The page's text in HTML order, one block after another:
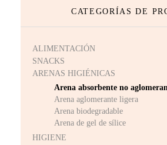
CATEGORÍAS DE
ALIMENTACIÓN
SNACKS
ARENAS HIGIÉNICAS
Arena absorbente no
Arena aglomerante ligera
Arena biodegradable
Arena de gel de sílice
HIGIENE